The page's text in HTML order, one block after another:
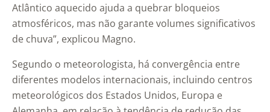
Atlântico aquecido ajuda a quebrar bloqueios
atmosféricos, mas não garante volumes significativos
de chuva”, explicou Magno.
Segundo o meteorologista, há convergência entre
diferentes modelos internacionais, incluindo centros
meteorológicos dos Estados Unidos, Europa e